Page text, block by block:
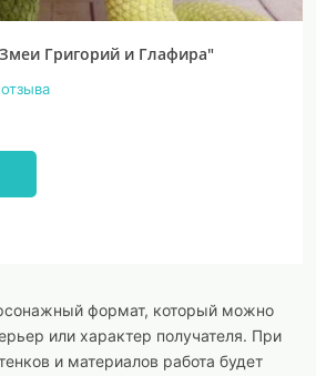
Григорий и Глафира"
формат, который можно
или характер получателя. При
и материалов работа будет